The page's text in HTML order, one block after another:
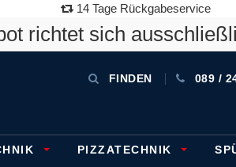
14 Tage Rückgabeservice
richtet sich
FINDEN 089 /
PIZZATECHNIK